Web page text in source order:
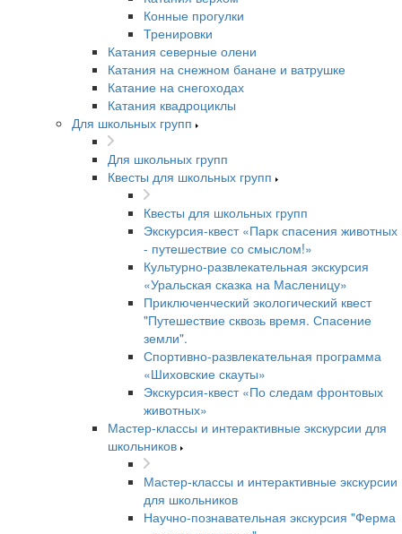
Конные прогулки
Тренировки
Катания северные олени
Катания на снежном банане и ватрушке
Катание на снегоходах
Катания квадроциклы
Для школьных групп
Для школьных групп
Квесты для школьных групп
Квесты для школьных групп
Экскурсия-квест «Парк спасения животных
- путешествие со смыслом!»
Культурно-развлекательная экскурсия
«Уральская сказка на Масленицу»
Приключенческий экологический квест
"Путешествие сквозь время. Спасение
земли".
Спортивно-развлекательная программа
«Шиховские скауты»
Экскурсия-квест «По следам фронтовых
животных»
Мастер-классы и интерактивные экскурсии для
школьников
Мастер-классы и интерактивные экскурсии
для школьников
Научно-познавательная экскурсия "Ферма